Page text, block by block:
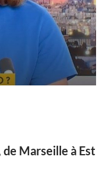
Marseille à Est